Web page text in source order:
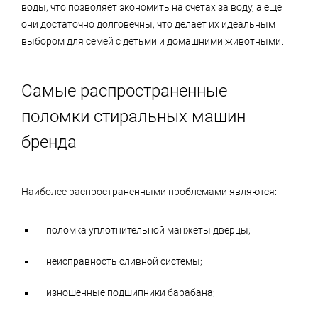
воды, что позволяет экономить на счетах за воду, а еще
они достаточно долговечны, что делает их идеальным
выбором для семей с детьми и домашними животными.
Самые распространенные
поломки стиральных машин
бренда
Наиболее распространенными проблемами являются:
поломка уплотнительной манжеты дверцы;
неисправность сливной системы;
изношенные подшипники барабана;